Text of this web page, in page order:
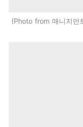
Photo from 매니지먼